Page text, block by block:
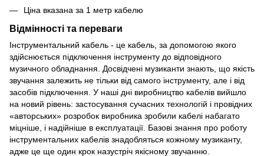
Ціна вказана за 1 метр кабелю
Відмінності та переваги
Інструментальний кабель - це кабель, за допомогою якого
здійснюється підключення інструменту до відповідного
музичного обладнання. Досвідчені музиканти знають, що якість
звучання залежить не тільки від самого інструменту, але і від
засобів підключення. У наші дні виробництво кабелів вийшло
на новий рівень: застосування сучасних технологій і провідних
«авторських» розробок виробника зробили кабелі набагато
міцніше, і надійніше в експлуатації. Базові знання про роботу
інструментальних кабелів знадобляться кожному музиканту,
адже це ще один крок назустріч якісному звучанню.